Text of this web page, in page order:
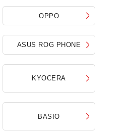
OPPO
ASUS ROG PHONE
KYOCERA
BASIO